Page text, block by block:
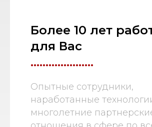
Более 10 лет
для Вас
.....................
Опытные сотрудники,
наработанные
многолетние